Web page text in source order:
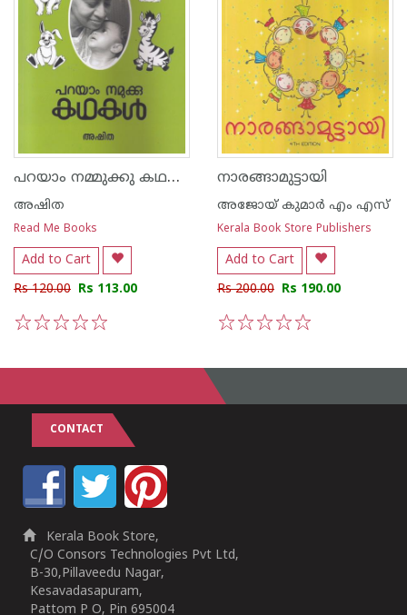
പറയാം നമ്മുക്കു കഥകള്‍
അഷിത
Read Me Books
Add to Cart
Rs 120.00 Rs 113.00
നാരങ്ങാമുട്ടായി
അജോയ് കുമാര്‍ എം എസ്
Kerala Book Store Publishers
Add to Cart
Rs 200.00 Rs 190.00
CONTACT
Kerala Book Store,
C/O Consors Technologies Pvt Ltd,
B-30,Pillaveedu Nagar,
Kesavadasapuram,
Pattom P O, Pin 695004